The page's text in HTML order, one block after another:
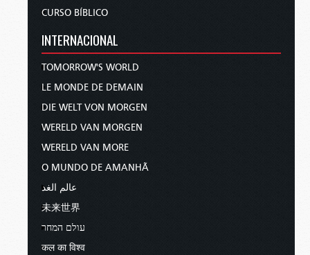
CURSO BÍBLICO
INTERNACIONAL
TOMORROW'S WORLD
LE MONDE DE DEMAIN
DIE WELT VON MORGEN
WERELD VAN MORGEN
WERELD VAN MORE
O MUNDO DE AMANHÃ
عالم الغد
未来世界
עולם המחר
कल का विश्व